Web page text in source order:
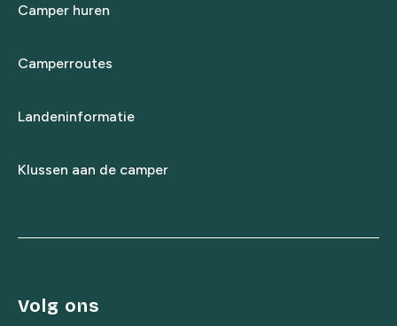
Camper huren
Camperroutes
Landeninformatie
Klussen aan de camper
Volg ons